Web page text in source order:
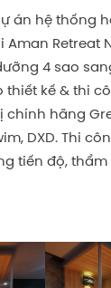
thượng
– công trình
thiên nhiên
Vinasaco, sử
Laswim, đèn
trải nghiệm
đẳng cấp.
khô gia